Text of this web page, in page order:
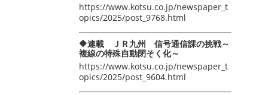
https://www.kotsu.co.jp/newspaper_t
opics/2025/post_9768.html
🔶連載 ＪＲ九州 信号通信課の挑戦～
複線の特殊自動閉そく化～
https://www.kotsu.co.jp/newspaper_t
opics/2025/post_9604.html